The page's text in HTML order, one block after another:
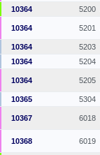
10364 5200
10364 5201
10364 5203
10364
5204
10364 5205
10365 5304
10367 6018
10368 6019